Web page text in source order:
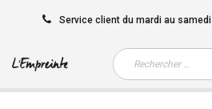
Service client du mardi au samedi